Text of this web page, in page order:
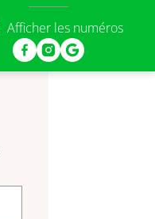
Afficher les numéros